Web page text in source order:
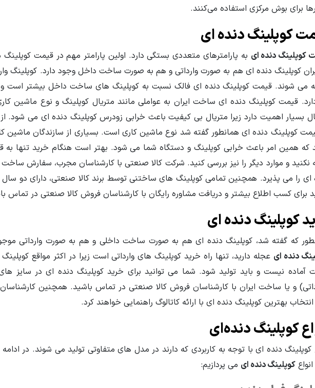
برای بوش مرکزی استفاده می‌کنند.
کوپلینگ دنده ای
کوپلینگ دنده ای به پارامترهای متعددی بستگی دارد. اولین پارامتر مهم در قیمت
کوپلینگ دنده ای هم به صورت وارداتی و هم به صورت ساخت داخل وجود دارد. کوپلینگ
می شوند. قیمت کوپلینگ دنده ای فالک نسبت به کوپلینگ های ساخت داخل بیشتر است
قیمت کوپلینگ دنده ای ساخت ایران به عواملی مانند متریال کوپلینگ و نوع ماشین
بسیار اهمیت دارد زیرا متریال بی کیفیت باعث خرابی زودرس کوپلینگ دنده ای می شود. از
کوپلینگ دنده ای همانطور گفته شد نوع ماشین کاری است. بسیاری از سازندگان ماشین
که همین امر باعث خرابی کوپلینگ و دستگاه شما می شود. بهتر است هنگام خرید تنها به
نکنید و موارد دیگر را نیز بررسی کنید. شرکت کالا صنعتی با کارشناسان مجرب، سفارش ساخت
ای را می پذیرد. همچنین تمامی کوپلینگ های ساختنی توسط برند کالا صنعتی، دارای دو
برای کسب اطلاع بیشتر و دریافت مشاوره رایگان با کارشناسان فروش کالا صنعتی در تماس
کوپلینگ دنده ای
که گفته شد، کوپلینگ دنده ای هم به صورت ساخت داخلی و هم به صورت وارداتی
دنده ای عجله دارید، تنها راه خرید کوپلینگ های وارداتی است زیرا در اکثر مواقع
آماده نیست و باید تولید شود. شما می توانید برای خرید کوپلینگ دنده ای در سایز
و یا ساخت ایران با کارشناسان فروش کالا صنعتی در تماس باشید. همچنین
انتخاب بهترین کوپلینگ دنده ای با ارائه کاتالوگ راهنمایی خواهند کرد.
کوپلینگ دنده‌ای
کوپلینگ دنده ای با توجه به کاربردی که دارند در مدل های متفاوتی تولید می شوند. در
کوپلینگ دنده ای می پردازیم: